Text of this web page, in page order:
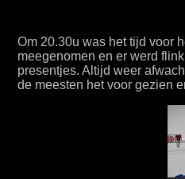
Om 20.30u was het tijd voor
meegenomen en er werd
presentjes. Altijd weer
de meesten het voor gezien